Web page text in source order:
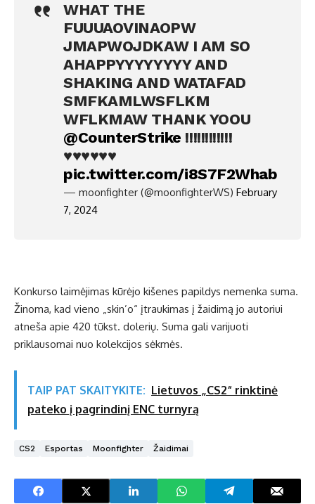
WHAT THE
FUUUAOVINAOPW
JMAPWOJDKAW I AM SO
AHAPPYYYYYYYY AND
SHAKING AND WATAFAD
SMFKAMLWSFLKM
WFLKMAW THANK YOOU
@CounterStrike !!!!!!!!!!!!
♥️♥️♥️♥️♥️♥️
pic.twitter.com/i8S7F2Whab
— moonfighter (@moonfighterWS) February
7, 2024
Konkurso laimėjimas kūrėjo kišenes papildys nemenka suma.
Žinoma, kad vieno „skin’o“ įtraukimas į žaidimą jo autoriui
atneša apie 420 tūkst. dolerių. Suma gali varijuoti
priklausomai nuo kolekcijos sėkmės.
TAIP PAT SKAITYKITE: Lietuvos „CS2“ rinktinė
pateko į pagrindinį ENC turnyrą
CS2 Esportas Moonfighter Žaidimai